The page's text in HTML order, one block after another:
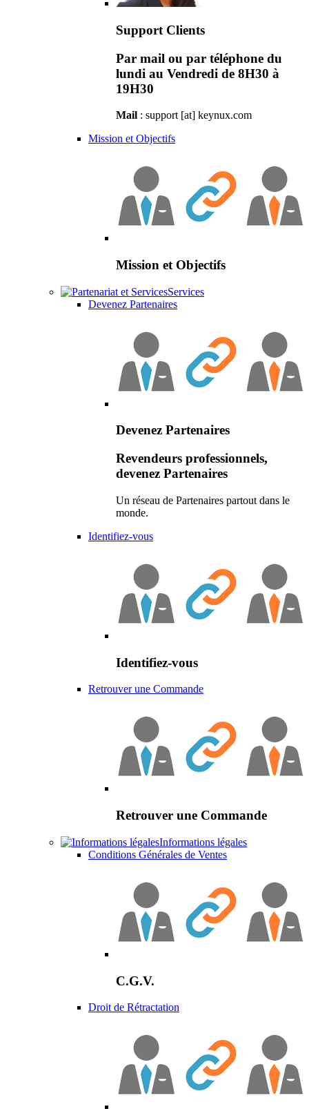
Support Clients
Par mail ou par téléphone du
lundi au Vendredi de 8H30 à
19H30
Mail : support [at] keynux.com
Mission et Objectifs
Mission et Objectifs
Services
Devenez Partenaires
Devenez Partenaires
Revendeurs professionnels,
devenez Partenaires
Un réseau de Partenaires partout dans le
monde.
Identifiez-vous
Identifiez-vous
Retrouver une Commande
Retrouver une Commande
Informations légales
Conditions Générales de Ventes
C.G.V.
Droit de Rétractation